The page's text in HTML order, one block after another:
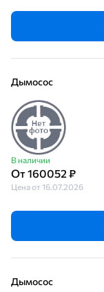
Дымосос
В наличии
От 160052 ₽
Цена от 16.07.2026
Дымосос